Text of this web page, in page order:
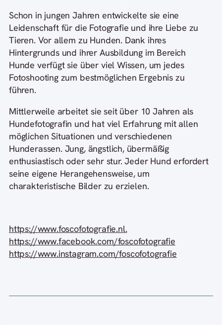
Schon in jungen Jahren entwickelte sie eine
Leidenschaft für die Fotografie und ihre Liebe zu
Tieren. Vor allem zu Hunden. Dank ihres
Hintergrunds und ihrer Ausbildung im Bereich
Hunde verfügt sie über viel Wissen, um jedes
Fotoshooting zum bestmöglichen Ergebnis zu
führen.
Mittlerweile arbeitet sie seit über 10 Jahren als
Hundefotografin und hat viel Erfahrung mit allen
möglichen Situationen und verschiedenen
Hunderassen. Jung, ängstlich, übermäßig
enthusiastisch oder sehr stur. Jeder Hund erfordert
seine eigene Herangehensweise, um
charakteristische Bilder zu erzielen.
https://www.foscofotografie.nl.
https://www.facebook.com/foscofotografie
https://www.instagram.com/foscofotografie